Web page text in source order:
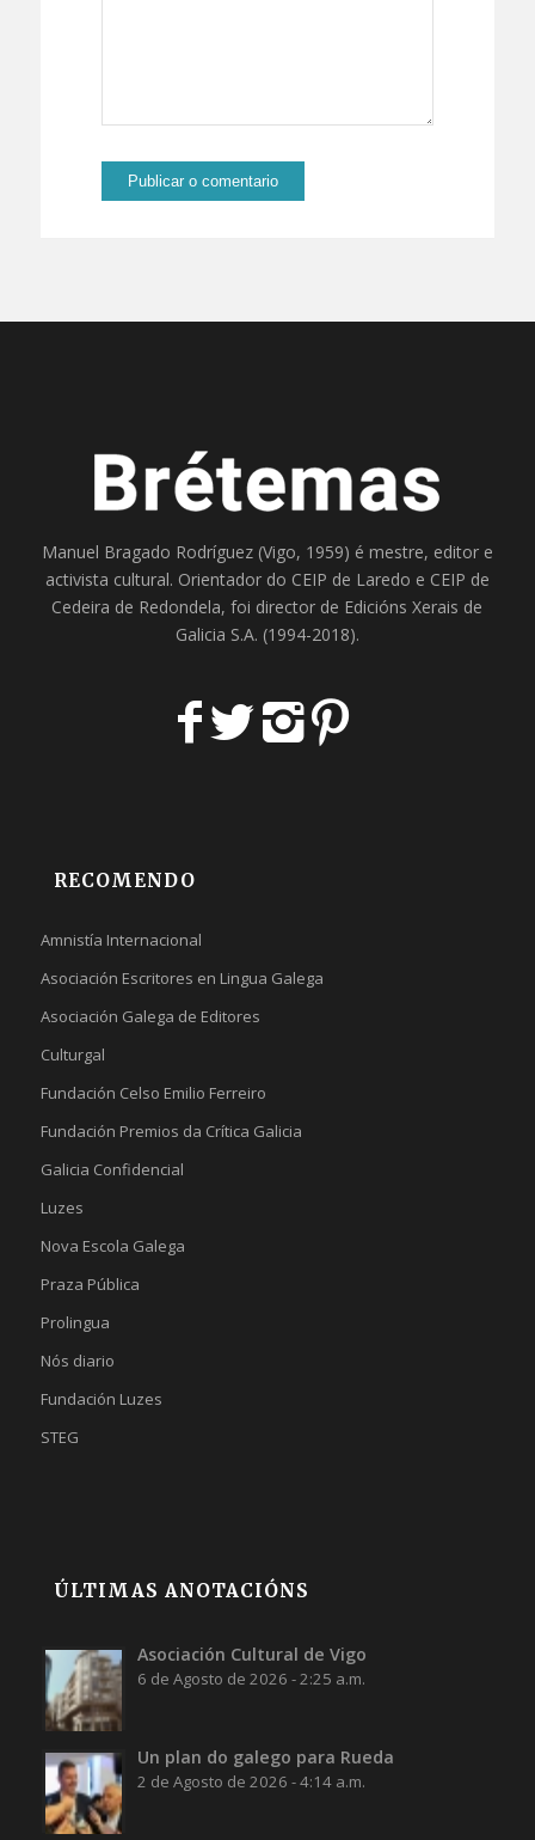
Manuel Bragado Rodríguez (Vigo, 1959) é mestre, editor e
activista cultural. Orientador do CEIP de Laredo e CEIP de
Cedeira de Redondela, foi director de Edicións Xerais de
Galicia S.A. (1994-2018).
RECOMENDO
Amnistía Internacional
Asociación Escritores en Lingua Galega
Asociación Galega de Editores
Culturgal
Fundación Celso Emilio Ferreiro
Fundación Premios da Crítica Galicia
Galicia Confidencial
Luzes
Nova Escola Galega
Praza Pública
Prolingua
Nós diario
Fundación Luzes
STEG
ÚLTIMAS ANOTACIÓNS
Asociación Cultural de Vigo
6 de Agosto de 2026 - 2:25 a.m.
Un plan do galego para Rueda
2 de Agosto de 2026 - 4:14 a.m.